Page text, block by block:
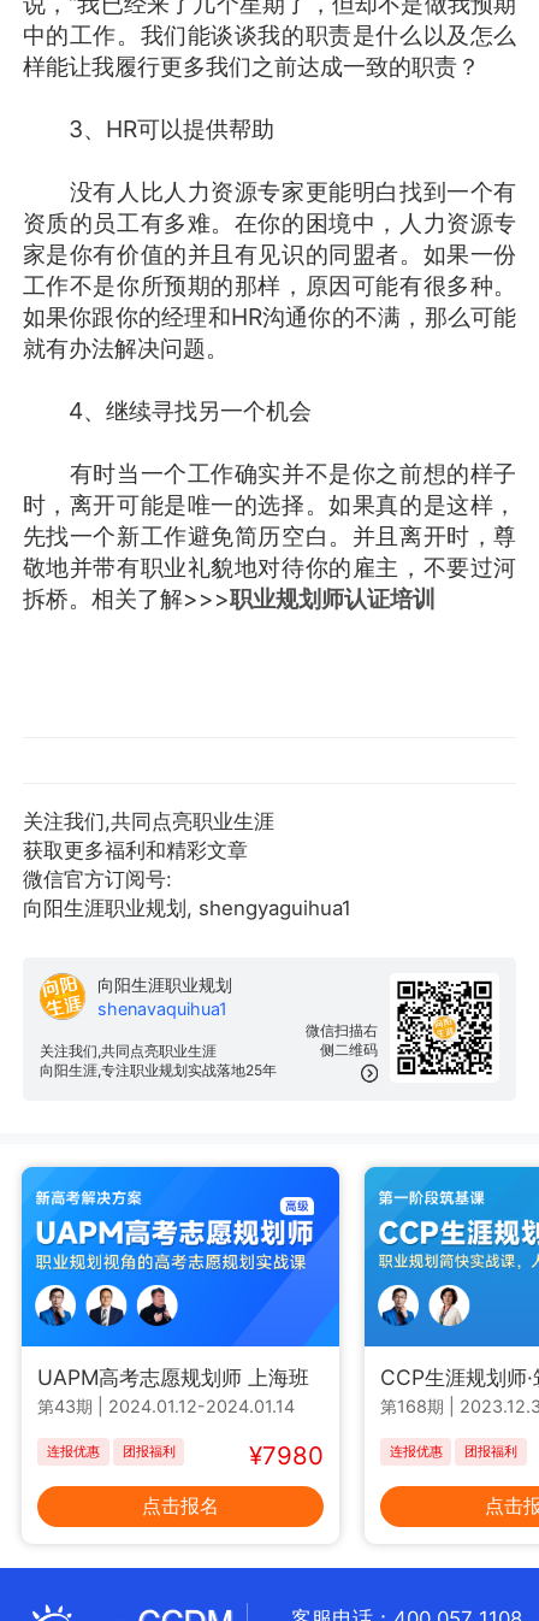
中的工作。我们能谈谈我的职责是什么以及怎么
样能让我履行更多我们之前达成一致的职责？
3、HR可以提供帮助
没有人比人力资源专家更能明白找到一个有
资质的员工有多难。在你的困境中，人力资源专
家是你有价值的并且有见识的同盟者。如果一份
工作不是你所预期的那样，原因可能有很多种。
如果你跟你的经理和HR沟通你的不满，那么可能
就有办法解决问题。
4、继续寻找另一个机会
有时当一个工作确实并不是你之前想的样子
时，离开可能是唯一的选择。如果真的是这样，
先找一个新工作避免简历空白。并且离开时，尊
敬地并带有职业礼貌地对待你的雇主，不要过河
拆桥。相关了解>>>职业规划师认证培训
关注我们,共同点亮职业生涯
获取更多福利和精彩文章
微信官方订阅号:
向阳生涯职业规划, shengyaguihua1
微信扫描右
侧二维码
向阳生涯职业规划
shenavaquihua1
关注我们,共同点亮职业生涯
向阳生涯,专注职业规划实战落地25年
UAPM高考志愿规划师 上海班
第43期 2024.01.12-2024.01.14
连报优惠 团报福利 ¥7980
点击报名
CCP生涯规划师
第168期
连报优惠 团报福利
点击